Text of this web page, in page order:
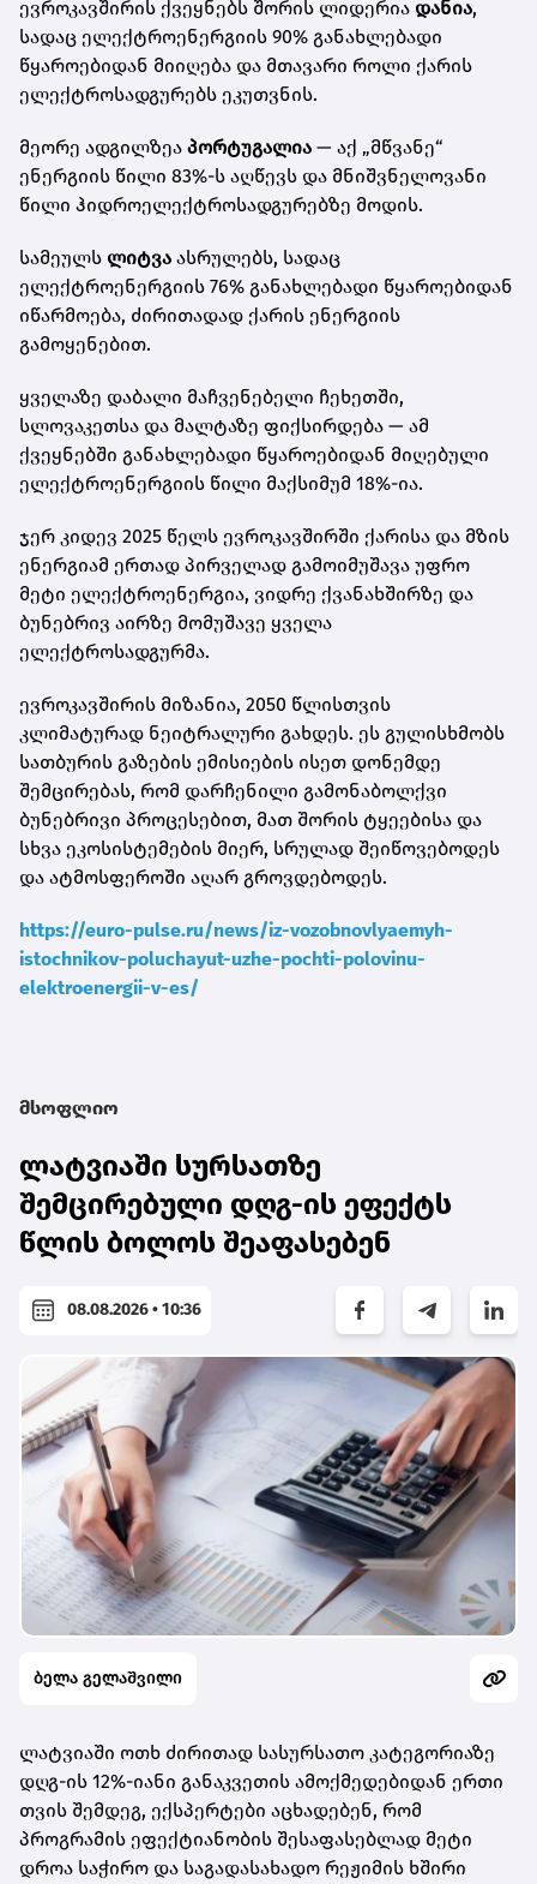
ევროკავშირის ქვეყნებს შორის ლიდერია დანია,
სადაც ელექტროენერგიის 90% განახლებადი
წყაროებიდან მიიღება და მთავარი როლი ქარის
ელექტროსადგურებს ეკუთვნის.
მეორე ადგილზეა პორტუგალია — აქ „მწვანე“
ენერგიის წილი 83%-ს აღწევს და მნიშვნელოვანი
წილი ჰიდროელექტროსადგურებზე მოდის.
სამეულს ლიტვა ასრულებს, სადაც
ელექტროენერგიის 76% განახლებადი წყაროებიდან
იწარმოება, ძირითადად ქარის ენერგიის
გამოყენებით.
ყველაზე დაბალი მაჩვენებელი ჩეხეთში,
სლოვაკეთსა და მალტაზე ფიქსირდება — ამ
ქვეყნებში განახლებადი წყაროებიდან მიღებული
ელექტროენერგიის წილი მაქსიმუმ 18%-ია.
ჯერ კიდევ 2025 წელს ევროკავშირში ქარისა და მზის
ენერგიამ ერთად პირველად გამოიმუშავა უფრო
მეტი ელექტროენერგია, ვიდრე ქვანახშირზე და
ბუნებრივ აირზე მომუშავე ყველა
ელექტროსადგურმა.
ევროკავშირის მიზანია, 2050 წლისთვის
კლიმატურად ნეიტრალური გახდეს. ეს გულისხმობს
სათბურის გაზების ემისიების ისეთ დონემდე
შემცირებას, რომ დარჩენილი გამონაბოლქვი
ბუნებრივი პროცესებით, მათ შორის ტყეებისა და
სხვა ეკოსისტემების მიერ, სრულად შეიწოვებოდეს
და ატმოსფეროში აღარ გროვდებოდეს.
https://euro-pulse.ru/news/iz-vozobnovlyaemyh-
istochnikov-poluchayut-uzhe-pochti-polovinu-
elektroenergii-v-es/
მსოფლიო
ლატვიაში სურსათზე
შემცირებული დღგ-ის ეფექტს
წლის ბოლოს შეაფასებენ
08.08.2026 • 10:36
ბელა გელაშვილი
ლატვიაში ოთხ ძირითად სასურსათო კატეგორიაზე
დღგ-ის 12%-იანი განაკვეთის ამოქმედებიდან ერთი
თვის შემდეგ, ექსპერტები აცხადებენ, რომ
პროგრამის ეფექტიანობის შესაფასებლად მეტი
დროა საჭირო და საგადასახადო რეჟიმის ხშირი